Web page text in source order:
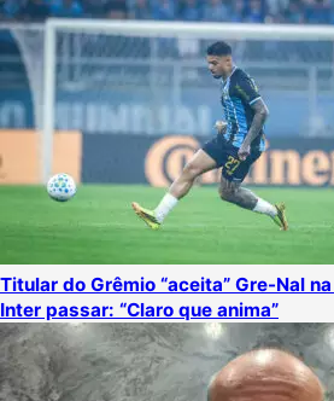
Titular do Grêmio “aceita” Gre-Nal
Inter passar: “Claro que anima”